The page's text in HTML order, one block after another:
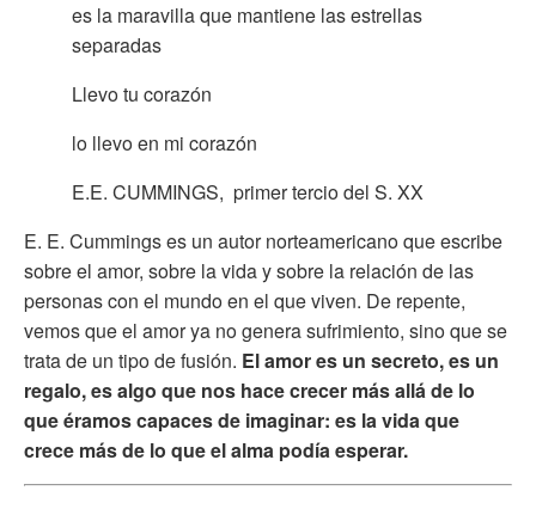
es la maravilla que mantiene las estrellas
separadas
Llevo tu corazón
lo llevo en mi corazón
E.E. CUMMINGS, primer tercio del S. XX
E. E. Cummings es un autor norteamericano que escribe
sobre el amor, sobre la vida y sobre la relación de las
personas con el mundo en el que viven. De repente,
vemos que el amor ya no genera sufrimiento, sino que se
trata de un tipo de fusión. El amor es un secreto, es un
regalo, es algo que nos hace crecer más allá de lo
que éramos capaces de imaginar: es la vida que
crece más de lo que el alma podía esperar.